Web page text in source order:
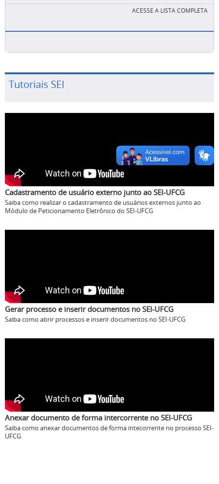
ACESSE A LISTA COMPLETA
Tutoriais SEI
Cadastramento de usuário externo junto ao SEI-UFCG
Saiba como realizar o cadastramento de usuários externos junto ao
Módulo de Peticionamento Eletrônico do SEI-UFCG
Gerar processo e inserir documentos no SEI-UFCG
Saiba como abrir processos e inserir documentos no SEI-UFCG
Anexar documento de forma intercorrente no SEI-UFCG
Saiba como anexar documentos de forma intecorrente no processo SEI-
UFCG